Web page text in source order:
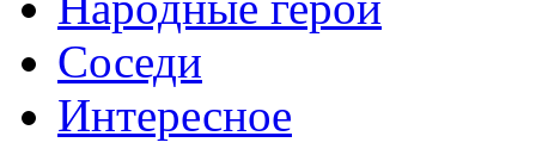
Соседи
Интересное